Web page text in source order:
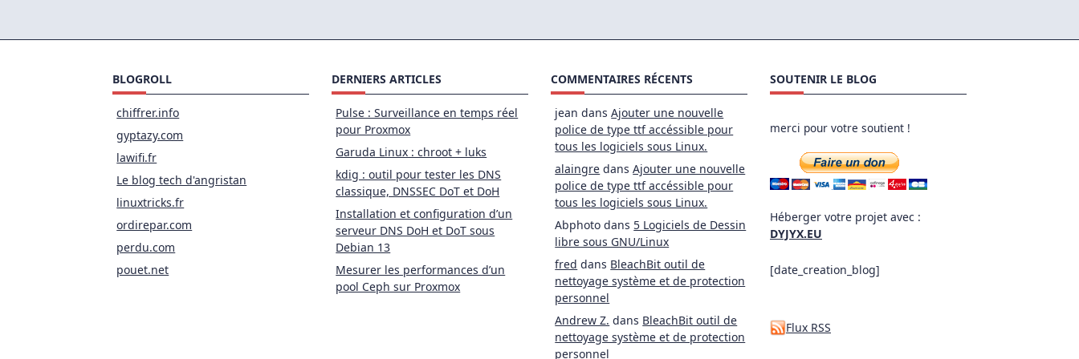
BLOGROLL
chiffrer.info
gyptazy.com
lawifi.fr
Le blog tech d'angristan
linuxtricks.fr
ordirepar.com
perdu.com
pouet.net
DERNIERS ARTICLES
Pulse : Surveillance en temps réel
pour Proxmox
Garuda Linux : chroot + luks
kdig : outil pour tester les DNS
classique, DNSSEC DoT et DoH
Installation et configuration d’un
serveur DNS DoH et DoT sous
Debian 13
Mesurer les performances d’un
pool Ceph sur Proxmox
COMMENTAIRES RÉCENTS
jean dansAjouter une nouvelle
police de type ttf accéssible pour
tous les logiciels sous Linux.
alaingre dansAjouter une nouvelle
police de type ttf accéssible pour
tous les logiciels sous Linux.
Abphoto dans 5 Logiciels de Dessin
libre sous GNU/Linux
fred dans BleachBit outil de
nettoyage système et de protection
personnel
Andrew Z. dans BleachBit outil de
nettoyage système et de protection
personnel
SOUTENIR LE BLOG
merci pour votre soutient !
Héberger votre projet avec :
DYJYX.EU
[date_creation_blog]
Flux RSS